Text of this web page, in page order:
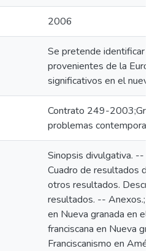
2006
Se pretende identificar
provenientes de la
significativos en el
Contrato 249-
problemas
Sinopsis divulgativa. --
Cuadro de resultados
otros resultados.
resultados. --
en Nueva granada en el
franciscana en Nueva
Franciscanismo en